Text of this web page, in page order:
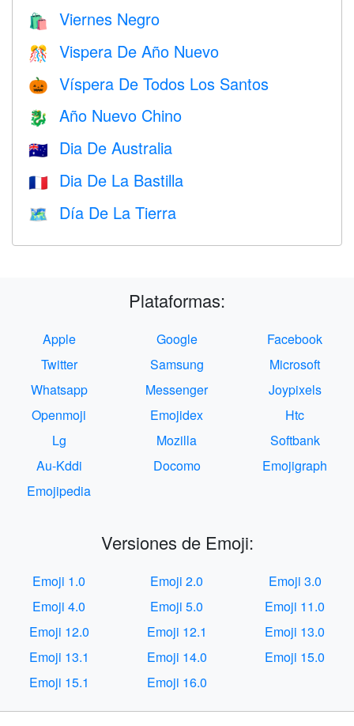
🛍 Viernes Negro
🎊 Vispera De Año Nuevo
🎃 Víspera De Todos Los Santos
🐉 Año Nuevo Chino
🇦🇺 Dia De Australia
🇫🇷 Dia De La Bastilla
🗺️ Día De La Tierra
Plataformas:
Apple Google
Facebook
Twitter
Samsung
Microsoft
Whatsapp
Messenger
Joypixels
Openmoji
Emojidex
Htc
Lg
Mozilla
Softbank
Au-Kddi
Docomo
Emojigraph
Emojipedia
Versiones de Emoji:
Emoji 1.0 Emoji 2.0
Emoji 3.0
Emoji 4.0
Emoji 5.0
Emoji 11.0
Emoji 12.0
Emoji 12.1
Emoji 13.0
Emoji 13.1
Emoji 14.0
Emoji 15.0
Emoji 15.1
Emoji 16.0